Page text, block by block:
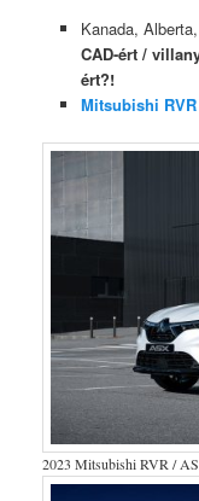
Kanada,
CAD-ért /
ért?!
Mitsubishi
2023 Mitsubishi RVR /